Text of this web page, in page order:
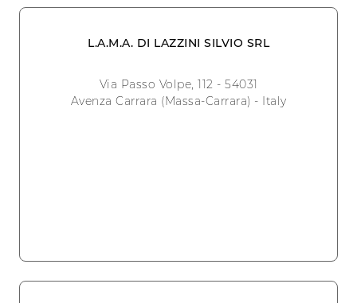
L.A.M.A. DI LAZZINI SILVIO SRL
Via Passo Volpe, 112 - 54031
Avenza Carrara (Massa-Carrara) - Italy